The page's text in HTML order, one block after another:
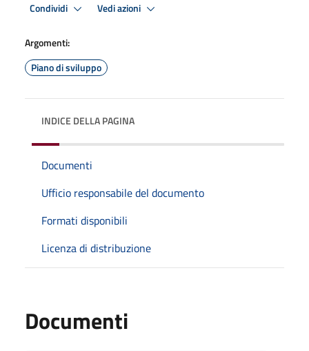
Condividi Vedi azioni
Argomenti:
Piano di sviluppo
INDICE DELLA PAGINA
Documenti
Ufficio responsabile del documento
Formati disponibili
Licenza di distribuzione
Documenti